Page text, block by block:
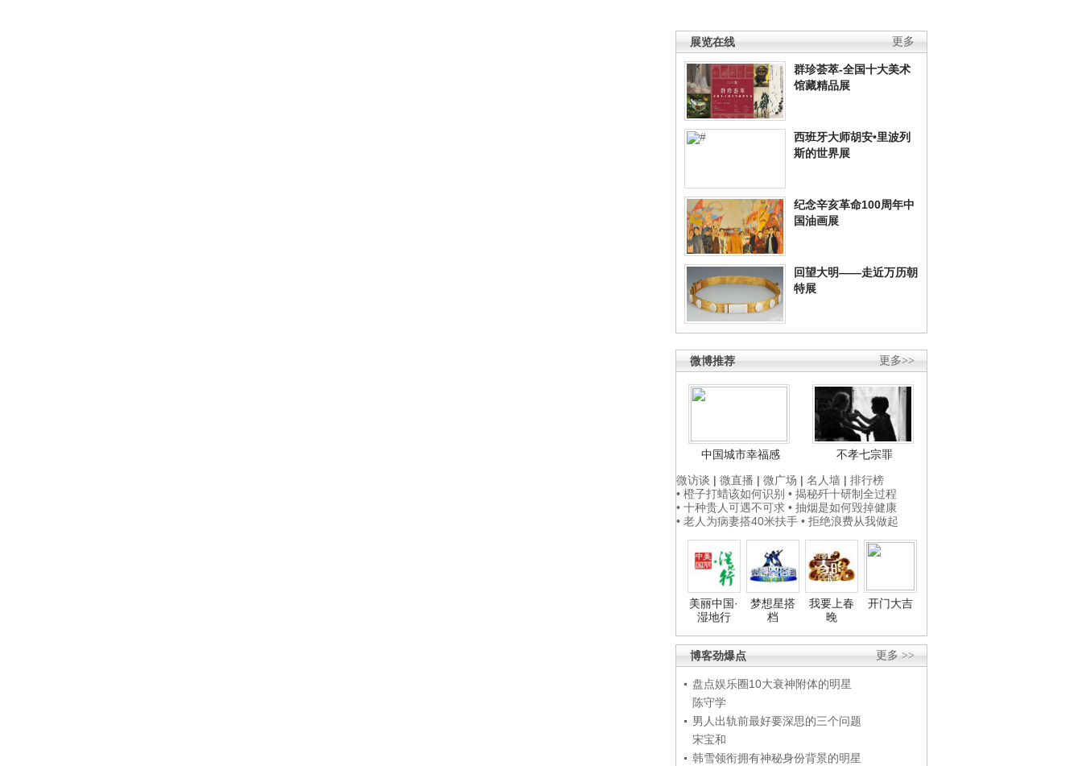
更多
展览在线
群珍荟萃-全国十大美术
馆藏精品展
西班牙大师胡安•里波列
斯的世界展
纪念辛亥革命100周年中
国油画展
回望大明——走近万历朝
特展
更多>>
微博推荐
中国城市幸福感
不孝七宗罪
微访谈 | 微直播 | 微广场 | 名人墙 | 排行榜
• 橙子打蜡该如何识别 • 揭秘歼十研制全过程
• 十种贵人可遇不可求 • 抽烟是如何毁掉健康
• 老人为病妻搭40米扶手 • 拒绝浪费从我做起
美丽中国·
湿地行
梦想星搭
档
我要上春
晚
开门大吉
更多 >>
博客劲爆点
盘点娱乐圈10大衰神附体的明星
陈守学
男人出轨前最好要深思的三个问题
宋宝和
韩雪领衔拥有神秘身份背景的明星